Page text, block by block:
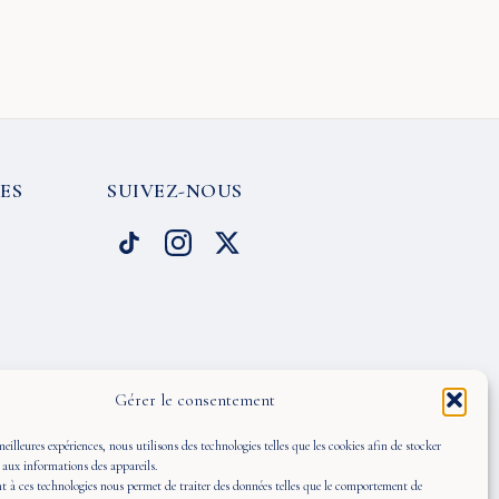
Gérer le consentement
expériences, nous utilisons des technologies telles que les cookies afin de stocker
aux informations des appareils.
à ces technologies nous permet de traiter des données telles que le comportement de
SUIVEZ-NOUS